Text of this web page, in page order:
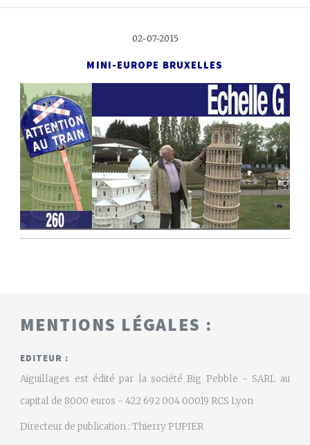
02-07-2015
MINI-EUROPE BRUXELLES
MENTIONS LÉGALES :
EDITEUR :
Aiguillages est édité par la société Big Pebble - SARL au
capital de 8000 euros - 422 692 004 00019 RCS Lyon
Directeur de publication : Thierry PUPIER